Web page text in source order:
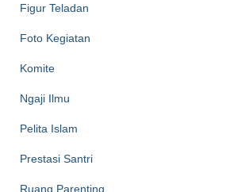
Figur Teladan
Foto Kegiatan
Komite
Ngaji Ilmu
Pelita Islam
Prestasi Santri
Ruang Parenting